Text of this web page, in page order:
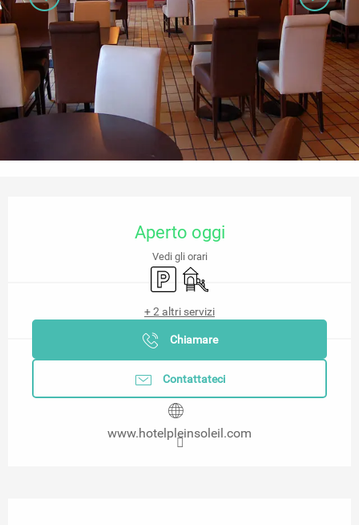
Aperto oggi
Vedi gli orari
ParcheggioGiochi per bambini / Area
+ 2 altri servizi
Chiamare
Contattateci
www.hotelpleinsoleil.com